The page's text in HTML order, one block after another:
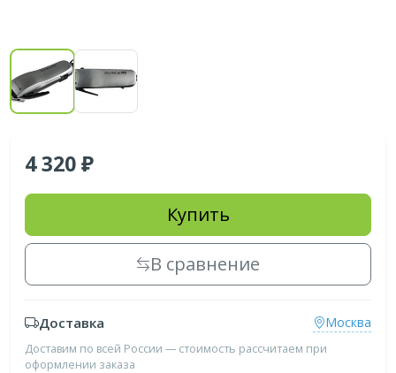
4 320
Купить
В сравнение
Доставка Москва
Доставим по всей России — стоимость рассчитаем при
оформлении заказа